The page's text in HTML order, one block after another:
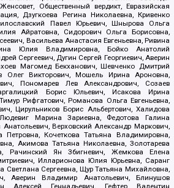
Общественный вердикт, Евразийская
Дзугкоева Регина Николаевна, Кривенко
Павел Юрьевич, Шнырова Ольга
Айратовна, Сидорович Ольга Борисовна,
Васильева Анастасия Евгеньевна, Ривина
Юлия Владимировна, Бойко Анатолий
Сергеевич, Дугин Сергей Георгиевич, Аверин
Магомед Бекханович, Шевченко Дмитрий
Олег Викторович, Мошель Ирина Ароновна,
Пономарев Лев Александрович, Созаев
Борис Юльевич, Исакова Ирина
Рифгатович, Романова Ольга Евгеньевна,
Цирульников Борис Альбертович, Халидова
Марина Зариевна, Федотова Галина
Верховский Александр Маркович,
Петровна, Кочеткова Татьяна Владимировна,
Акимова Татьяна Николаевна, Золотарева
Рачинский Ян Збигневич, Жемкова Елена
Илларионова Юлия Юрьевна, Саранг
Светлана Сергеевна, Щур Татьяна Михайловна,
Аверин Владимир Анатольевич, Блинушов